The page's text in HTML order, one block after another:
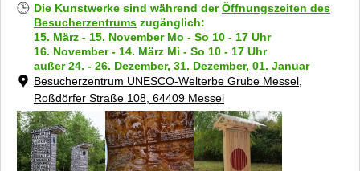
Die Kunstwerke sind während derÖffnungszeiten des
Besucherzentrums zugänglich:
15. März - 15. November Mo - So 10 - 17 Uhr
16. November - 14. März Mi - So 10 - 17 Uhr
außer 24. - 26. Dezember, 31. Dezember, 01. Januar
Besucherzentrum UNESCO-Welterbe Grube Messel,
Roßdörfer Straße 108, 64409 Messel